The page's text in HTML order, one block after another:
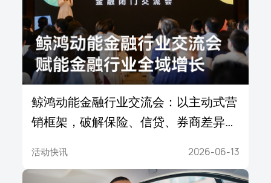
鲸鸿动能金融行业交流会：以主动式营
销框架，破解保险、信贷、券商差异化
活动快讯 2026-06-13